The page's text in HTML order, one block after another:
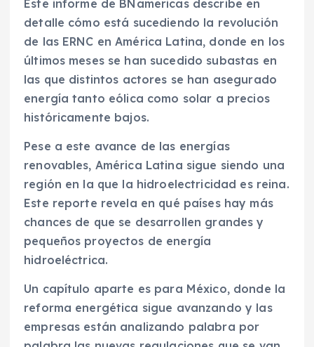
Este informe de BNamericas describe en
detalle cómo está sucediendo la revolución
de las ERNC en América Latina, donde en los
últimos meses se han sucedido subastas en
las que distintos actores se han asegurado
energía tanto eólica como solar a precios
históricamente bajos.
Pese a este avance de las energías
renovables, América Latina sigue siendo una
región en la que la hidroelectricidad es reina.
Este reporte revela en qué países hay más
chances de que se desarrollen grandes y
pequeños proyectos de energía
hidroeléctrica.
Un capítulo aparte es para México, donde la
reforma energética sigue avanzando y las
empresas están analizando palabra por